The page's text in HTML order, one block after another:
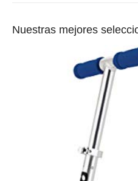
Nuestras mejores